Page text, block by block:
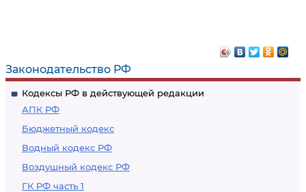
Законодательство РФ
Кодексы РФ в действующей редакции
АПК РФ
Бюджетный кодекс
Водный кодекс РФ
Воздушный кодекс РФ
ГК РФ часть 1